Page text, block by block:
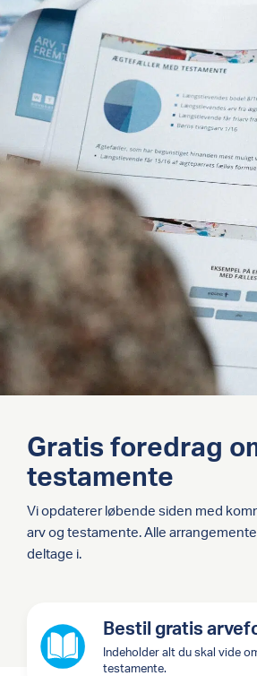
Gratis foredrag
testamente
Vi opdaterer løbende siden med
arv og testamente. Alle
deltage i.
Indeholder alt du skal vide
testamente.
Bestil gratis